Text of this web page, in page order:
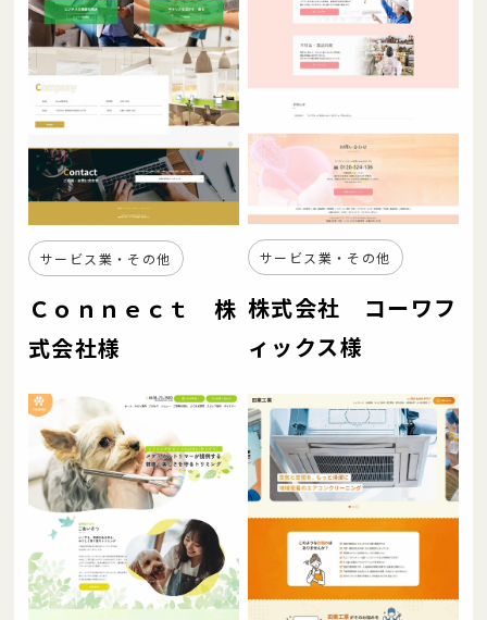
サービス業・その他
Ｃｏｎｎｅｃｔ 株
式会社様
サービス業・その他
株式会社 コーワフ
ィックス様